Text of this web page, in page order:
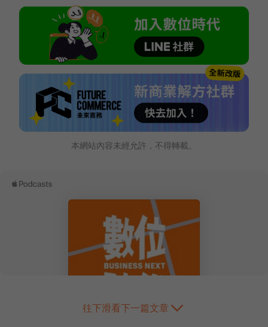
本網站內容未經允許，不得轉載。
往下滑看下一篇文章